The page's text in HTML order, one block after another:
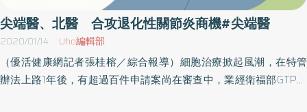
花蓮慈濟醫院進行全台第一例細胞因子誘導殺傷細胞治療癌症的案
例分享，更是目前唯一兼有保存、與特管辦法細胞治療技術的生技
公司。 目前除已通過的免疫細胞（CIK）治療癌症外，也推動幹細胞
治療關節炎、腦中風與脊髓損傷等適應症的開發，對於未來面對未
知疾病侵襲的應用，將以提升人體免疫力投注更多的心力。 尖端醫
尖端醫、北醫 合攻退化性關節炎商機#尖端醫
2020/01/14 Uho編輯部
（優活健康網記者張桂榕／綜合報導）細胞治療掀起風潮，在特管
辦法上路1年後，有超過百件申請案尚在審查中，業經衛福部GTP訪